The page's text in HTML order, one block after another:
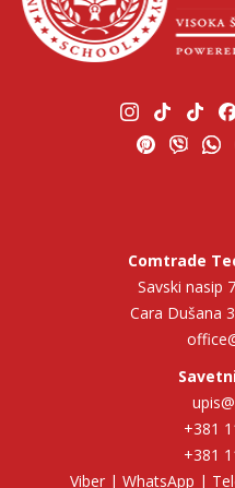
Comtrade
Savski nasip
Cara Dušana
+381
+381
Viber | WhatsApp |